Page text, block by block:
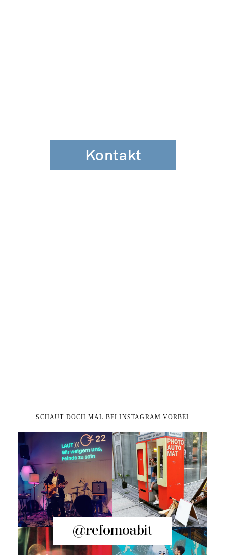
Kontakt
SCHAUT DOCH MAL BEI INSTAGRAM VORBEI
@refomoabit